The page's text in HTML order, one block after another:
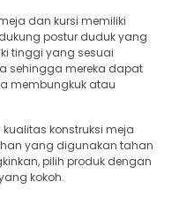
dan kursi memiliki
postur duduk yang
tinggi yang sesuai
sehingga mereka dapat
membungkuk atau
kualitas konstruksi meja
yang digunakan tahan
pilih produk dengan
kokoh.